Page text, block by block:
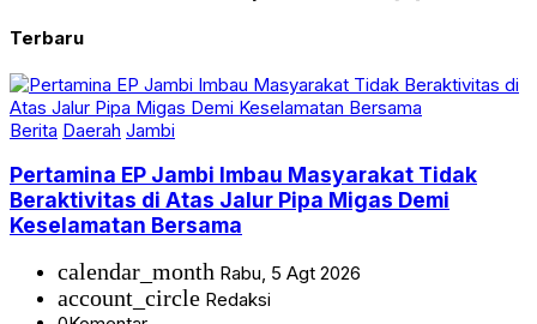
Terbaru
Berita Daerah Jambi
Pertamina EP Jambi Imbau Masyarakat Tidak
Beraktivitas di Atas Jalur Pipa Migas Demi
Keselamatan Bersama
calendar_month Rabu, 5 Agt 2026
account_circle Redaksi